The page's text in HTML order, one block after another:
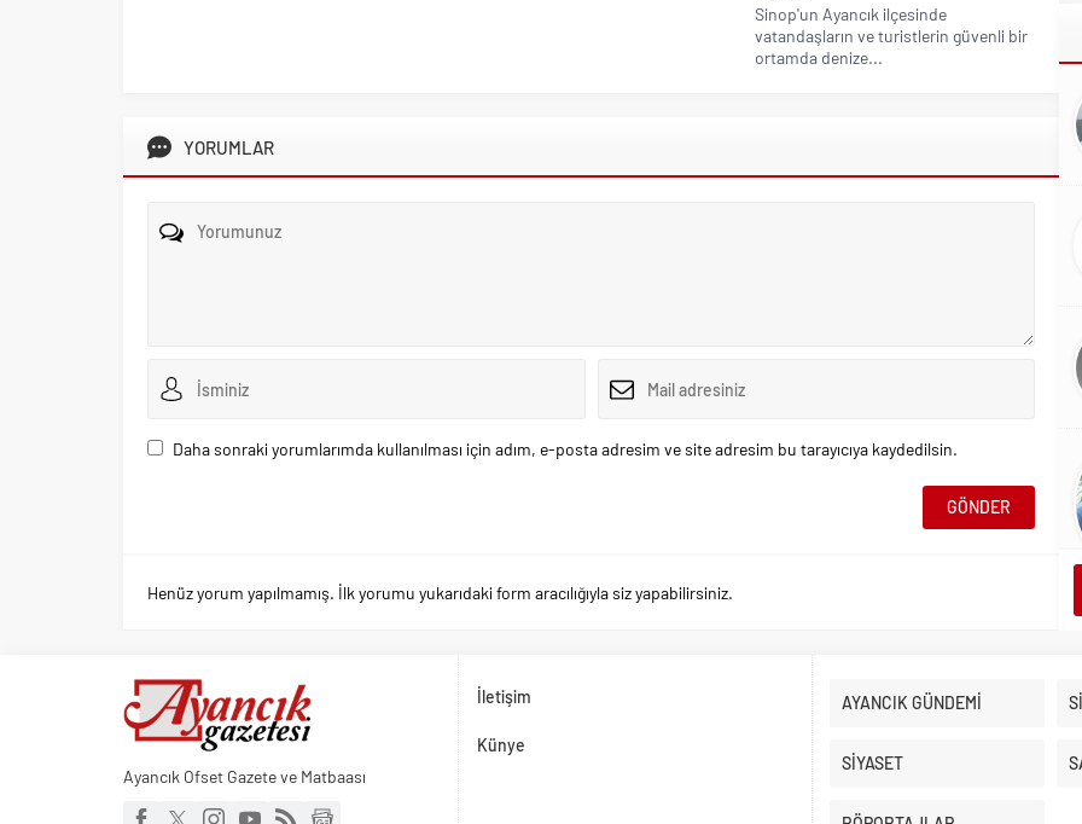
Sinop'un Ayancık ilçesinde
vatandaşların ve turistlerin güvenli bir
ortamda denize...
YORUMLAR
Daha sonraki yorumlarımda kullanılması için adım, e-posta adresim ve site adresim bu tarayıcıya kaydedilsin.
Henüz yorum yapılmamış. İlk yorumu yukarıdaki form aracılığıyla siz yapabilirsiniz.
Ayancık Ofset Gazete ve Matbaası
İletişim
Künye
AYANCIK GÜNDEMİ
SİYASET